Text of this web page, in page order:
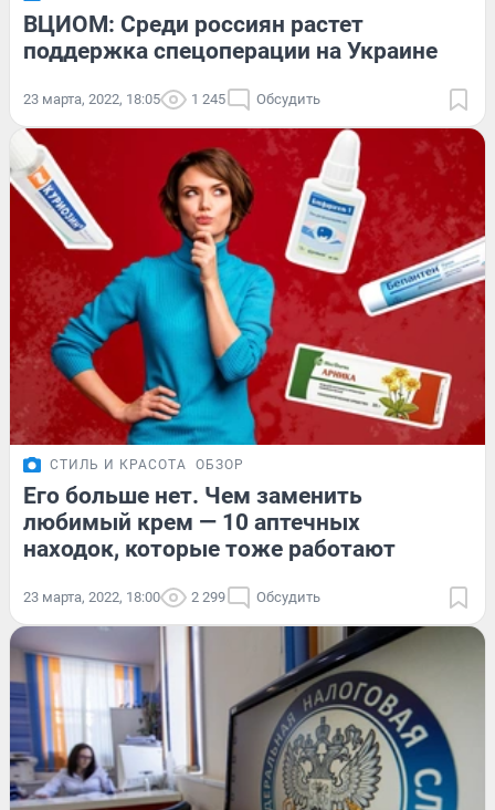
ВЦИОМ: Среди россиян растет
поддержка спецоперации на Украине
23 марта, 2022, 18:05 1 245 Обсудить
СТИЛЬ И КРАСОТА ОБЗОР
Его больше нет. Чем заменить
любимый крем — 10 аптечных
находок, которые тоже работают
23 марта, 2022, 18:00 2 299 Обсудить